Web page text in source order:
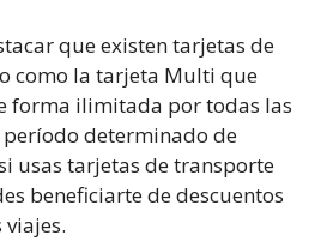
que existen tarjetas de
como la tarjeta Multi que
forma ilimitada por todas las
determinado de
usas tarjetas de transporte
beneficiarte de descuentos
viajes.